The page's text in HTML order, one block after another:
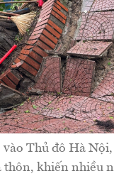
vào Thủ đô Hà
thôn, khiến nhiều